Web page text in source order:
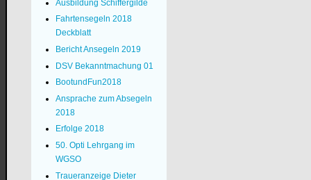
Ausbildung Schiffergilde
Fahrtensegeln 2018
Deckblatt
Bericht Ansegeln 2019
DSV Bekanntmachung 01
BootundFun2018
Ansprache zum Absegeln
2018
Erfolge 2018
50. Opti Lehrgang im
WGSO
Traueranzeige Dieter